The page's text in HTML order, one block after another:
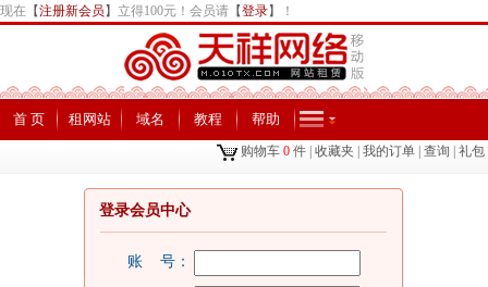
现在 【注册新会员 】 立得100元！会员请 【登录】 ！
首 页 租网站 域名 教程 帮助
购物车 0 件 收藏夹 我的订单 查询 礼包
登录会员中心
账 号：